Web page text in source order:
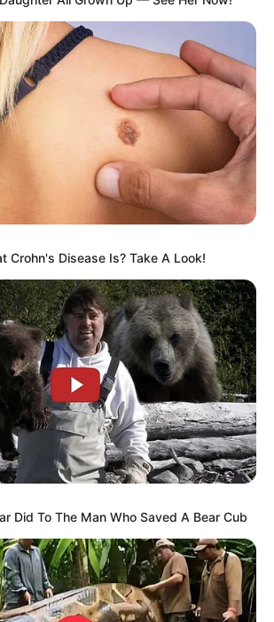
ARTIKEL LAINNYA
Crohn's Disease Is? Take A Look!
Did To The Man Who Saved A Bear Cub